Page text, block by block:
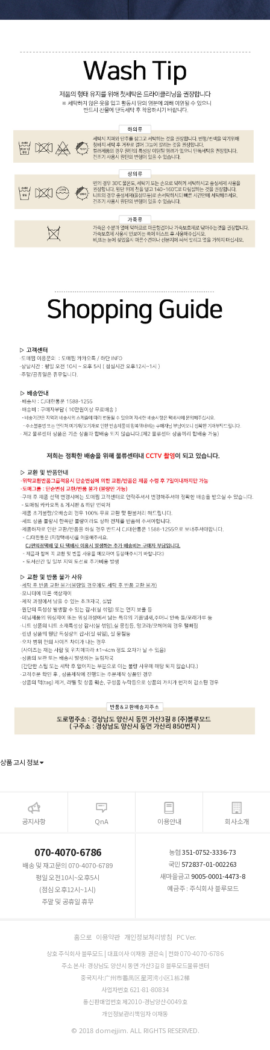
상품 고시 정보
공지사항 QnA 이용안내 회사소개
070-4070-6786
배송 및 재고문의 070-4070-6789
평일 오전10시~오후5시
(점심 오후12시~1시)
주말 및 공휴일 휴무
농협351-0752-3336-73
국민 572837-01-002263
새마을금고9005-0001-4473-8
예금주 : 주식회사 블루모드
홈으로 이용약관 개인정보처리방침 PC Ver.
상호 주식회사 블루모드 | 대표이사 이재동 권은숙 | 전화 070-4070-6786
주소 본사: 경상남도 양산시 동면 가산3길 8 블루모드물류센터
중국지사:广州市番禺区星河湾小区1栋2梯
사업자번호 621-81-80834
통신판매업번호 제2010-경남양산-0049호
개인정보관리책임자 이재동
© 2018 domejjim. ALL RIGHTS RESERVED.